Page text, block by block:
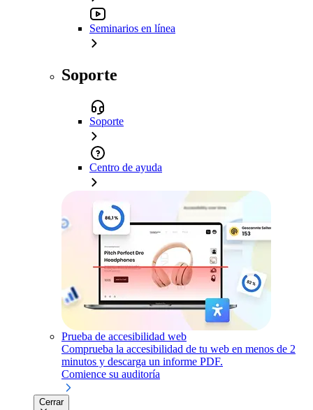
Seminarios en línea
Soporte
Soporte
Centro de ayuda
Prueba de accesibilidad web
Comprueba la accesibilidad de tu web en menos de 2
minutos y descarga un informe PDF.
Comience su auditoría
Cerrar